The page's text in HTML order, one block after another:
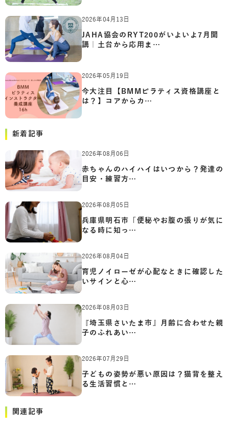
2026年04月13日
JAHA協会のRYT200がいよいよ7月開
講｜土台から応用ま…
2026年05月19日
今大注目【BMMピラティス資格講座と
は？】コアからカ…
新着記事
2026年08月06日
赤ちゃんのハイハイはいつから？発達の
目安・練習方…
2026年08月05日
兵庫県明石市「便秘やお腹の張りが気に
なる時に知っ…
2026年08月04日
育児ノイローゼが心配なときに確認した
いサインと心…
2026年08月03日
『埼玉県さいたま市』月齢に合わせた親
子のふれあい…
2026年07月29日
子どもの姿勢が悪い原因は？猫背を整え
る生活習慣と…
関連記事